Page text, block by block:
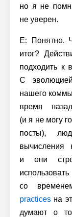
но я не
не уверен.
Е: Понятно.
итог?
подходить к
С
нашего
время
(и я не могу
посты),
вычисления
и они
со
practices на
думают о